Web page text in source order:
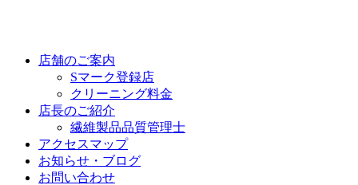
店舗のご案内
Sマーク登録店
クリーニング料金
店長のご紹介
繊維製品品質管理士
アクセスマップ
お知らせ・ブログ
お問い合わせ